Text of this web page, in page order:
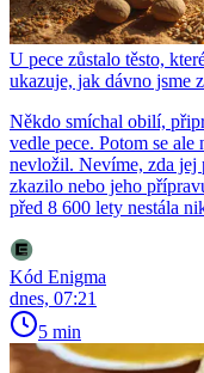
U pece zůstalo těsto,
ukazuje, jak dávno jsme
Někdo smíchal obilí,
vedle pece. Potom se
nevložil. Nevíme, zda jej
zkazilo nebo jeho
před 8 600 lety nestála
Kód Enigma
dnes, 07:21
5 min